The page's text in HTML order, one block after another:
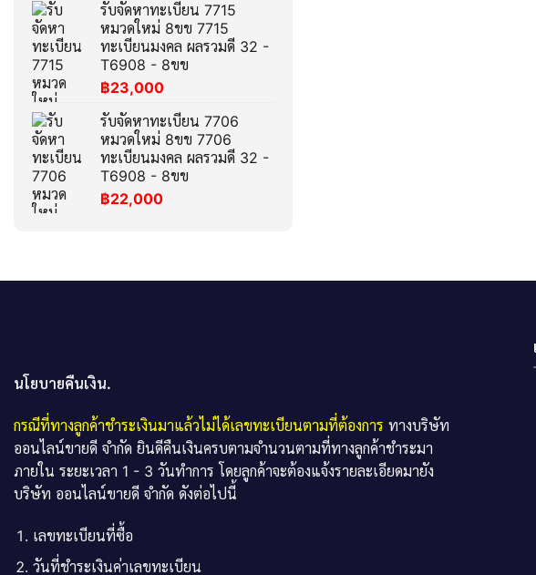
รับจัดหาทะเบียน 7715
หมวดใหม่ 8ขข 7715
ทะเบียนมงคล ผลรวมดี 32 -
T6908 - 8ขข
฿23,000
รับจัดหาทะเบียน 7706
หมวดใหม่ 8ขข 7706
ทะเบียนมงคล ผลรวมดี 32 -
T6908 - 8ขข
฿22,000
นโยบายคืนเงิน.
กรณีที่ทางลูกค้าชำระเงินมาแล้วไม่ได้เลขทะเบียนตามที่ต้องการ ทางบริษัท
ออนไลน์ขายดี จำกัด ยินดีคืนเงินครบตามจำนวนตามที่ทางลูกค้าชำระมา
ภายใน ระยะเวลา 1 - 3 วันทำการ โดยลูกค้าจะต้องแจ้งรายละเอียดมายัง
บริษัท ออนไลน์ขายดี จำกัด ดังต่อไปนี้
เลขทะเบียนที่ซื้อ
วันที่ชำระเงินค่าเลขทะเบียน